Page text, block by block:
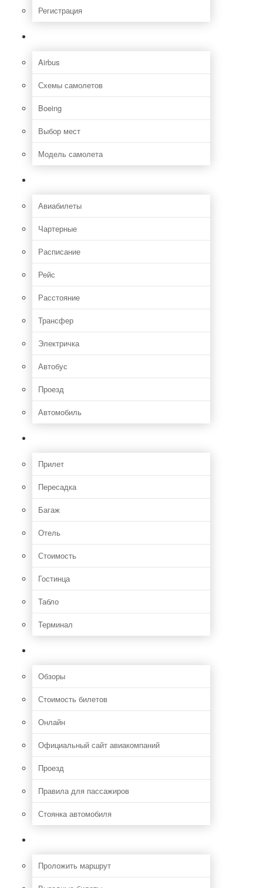
Регистрация
Airbus
Схемы самолетов
Boeing
Выбор мест
Модель самолета
Авиабилеты
Чартерные
Расписание
Рейс
Расстояние
Трансфер
Электричка
Автобус
Проезд
Автомобиль
Прилет
Пересадка
Багаж
Отель
Стоимость
Гостинца
Табло
Терминал
Обзоры
Стоимость билетов
Онлайн
Официальный сайт авиакомпаний
Проезд
Правила для пассажиров
Стоянка автомобиля
Проложить маршрут